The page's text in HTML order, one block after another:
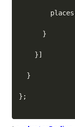
        places
}
}]
}
} ;